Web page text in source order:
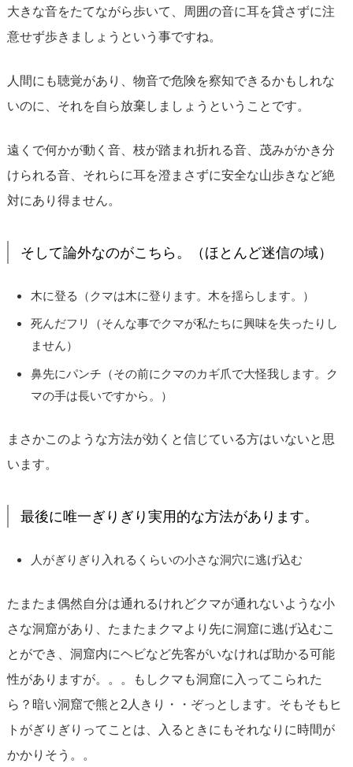
大きな音をたてながら歩いて、周囲の音に耳を貸さずに注
意せず歩きましょうという事ですね。
人間にも聴覚があり、物音で危険を察知できるかもしれな
いのに、それを自ら放棄しましょうということです。
遠くで何かが動く音、枝が踏まれ折れる音、茂みがかき分
けられる音、それらに耳を澄まさずに安全な山歩きなど絶
対にあり得ません。
そして論外なのがこちら。（ほとんど迷信の域）
木に登る（クマは木に登ります。木を揺らします。）
死んだフリ（そんな事でクマが私たちに興味を失ったりし
ません）
鼻先にパンチ（その前にクマのカギ爪で大怪我します。ク
マの手は長いですから。）
まさかこのような方法が効くと信じている方はいないと思
います。
最後に唯一ぎりぎり実用的な方法があります。
人がぎりぎり入れるくらいの小さな洞穴に逃げ込む
たまたま偶然自分は通れるけれどクマが通れないような小
さな洞窟があり、たまたまクマより先に洞窟に逃げ込むこ
とができ、洞窟内にヘビなど先客がいなければ助かる可能
性がありますが。。。もしクマも洞窟に入ってこられた
ら？暗い洞窟で熊と2人きり・・ぞっとします。そもそもヒ
トがぎりぎりってことは、入るときにもそれなりに時間が
かかりそう。。